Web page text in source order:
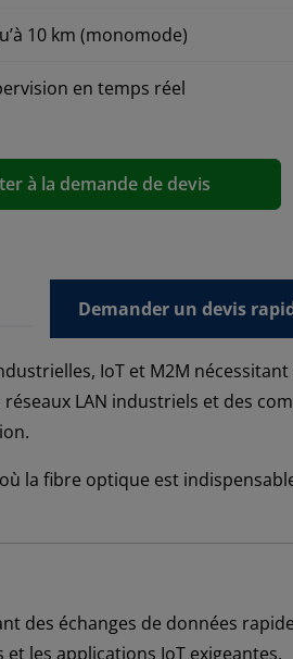
10 km (monomode)
en temps réel
à la demande de devis
Demander un devis
IoT et M2M nécessitant
réseaux LAN industriels et des
la fibre optique est
des échanges de données
les applications IoT exigeantes.